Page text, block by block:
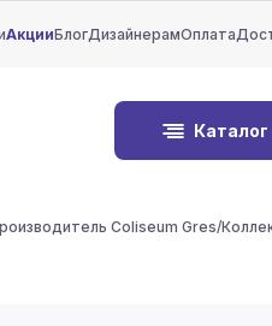
АкцииБлогДизайнерамОплата
Каталог
Coliseum Gres/